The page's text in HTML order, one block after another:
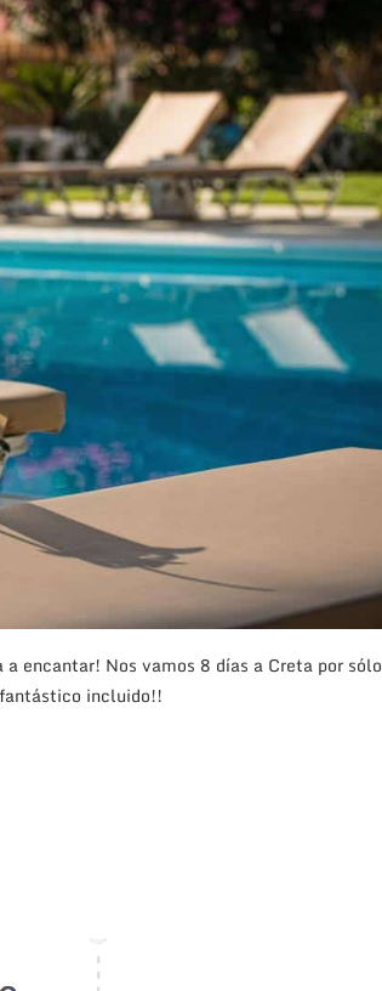
encantar! Nos vamos 8 días a Creta por sólo
incluido!!